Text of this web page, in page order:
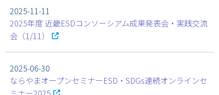
2025-11-11
2025年度 近畿ESDコンソーシアム成果発表会・実践交流
会（1/11）
2025-06-30
ならやまオープンセミナーESD・SDGs連続オンラインセ